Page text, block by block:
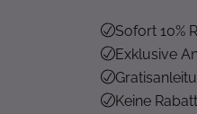
Sofort 10%
Exklusive
Keine